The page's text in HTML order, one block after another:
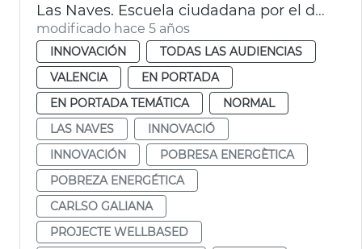
Las Naves. Escuela ciudadana por el derecho a la enegía
modificado hace 5 años
INNOVACIÓN
TODAS LAS AUDIENCIAS
VALENCIA
EN PORTADA
EN PORTADA TEMÁTICA
NORMAL
LAS NAVES
INNOVACIÓ
INNOVACIÓN
POBRESA ENERGÈTICA
POBREZA ENERGÉTICA
CARLSO GALIANA
PROJECTE WELLBASED